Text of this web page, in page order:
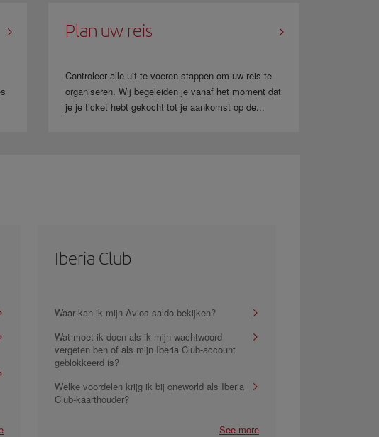
Plan uw reis
Controleer alle uit te voeren stappen om uw reis te
organiseren. Wij begeleiden je vanaf het moment dat
je je ticket hebt gekocht tot je aankomst op de...
Iberia Club
Waar kan ik mijn Avios saldo bekijken?
Wat moet ik doen als ik mijn wachtwoord
vergeten ben of als mijn Iberia Club-account
geblokkeerd is?
Welke voordelen krijg ik bij oneworld als Iberia
Club-kaarthouder?
See more